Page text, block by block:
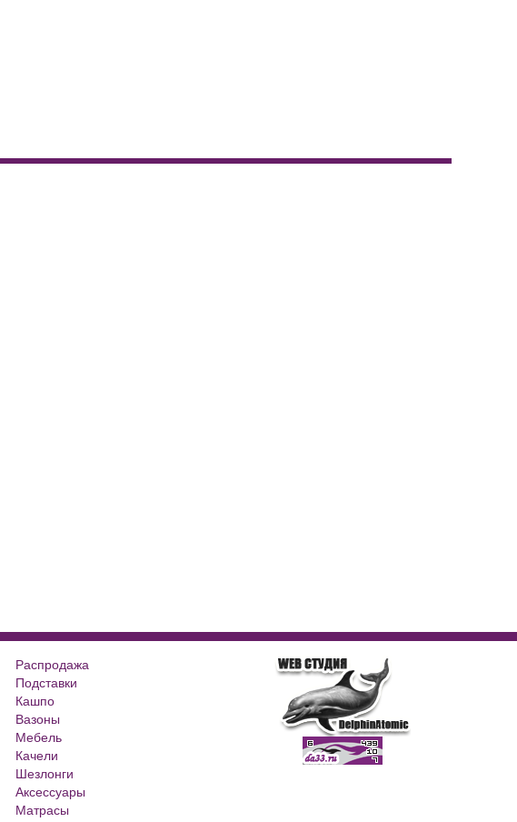
Распродажа
Подставки
Кашпо
Вазоны
Мебель
Качели
Шезлонги
Аксессуары
Матрасы